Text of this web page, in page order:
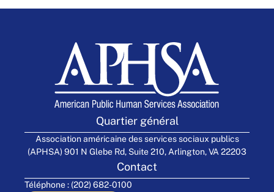
Quartier général
Association américaine des services sociaux publics
(APHSA) 901 N Glebe Rd, Suite 210, Arlington, VA 22203
Contact
Téléphone : (202) 682-0100